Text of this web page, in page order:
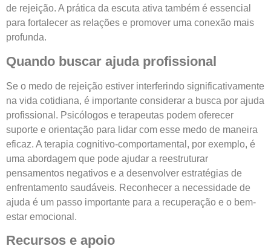
de rejeição. A prática da escuta ativa também é essencial
para fortalecer as relações e promover uma conexão mais
profunda.
Quando buscar ajuda profissional
Se o medo de rejeição estiver interferindo significativamente
na vida cotidiana, é importante considerar a busca por ajuda
profissional. Psicólogos e terapeutas podem oferecer
suporte e orientação para lidar com esse medo de maneira
eficaz. A terapia cognitivo-comportamental, por exemplo, é
uma abordagem que pode ajudar a reestruturar
pensamentos negativos e a desenvolver estratégias de
enfrentamento saudáveis. Reconhecer a necessidade de
ajuda é um passo importante para a recuperação e o bem-
estar emocional.
Recursos e apoio